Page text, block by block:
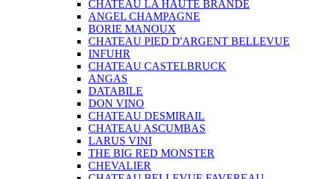
CHATEAU LA HAUTE BRANDE
ANGEL CHAMPAGNE
BORIE MANOUX
CHATEAU PIED D'ARGENT BELLEVUE
INFUHR
CHATEAU CASTELBRUCK
ANGAS
DATABILE
DON VINO
CHATEAU DESMIRAIL
CHATEAU ASCUMBAS
LARUS VINI
THE BIG RED MONSTER
CHEVALIER